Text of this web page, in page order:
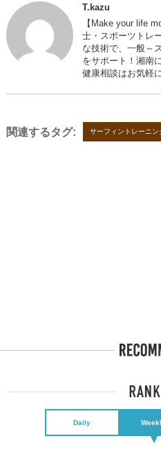
T.kazu
【Make your life
士・スポーツトレ
な技術で、一般～
をサポート！湘南
健康相談はお気軽
関連するタグ: サーフィントレーニン
Daily